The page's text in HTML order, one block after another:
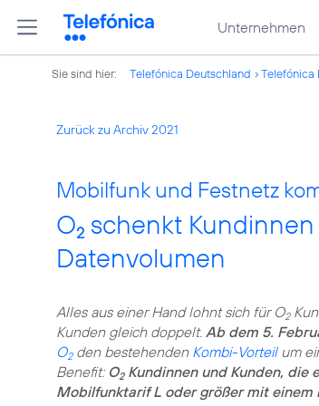
Unternehmen
Sie sind hier: Telefónica Deutschland Telefónica
Zurück zu Archiv 2021
Mobilfunk und Festnetz
O2 schenkt
Datenvolumen
Alles aus einer Hand lohnt sich für O2
Kunden gleich doppelt. Ab dem 5.
O2den bestehenden Kombi-Vorteilum
Benefit: O2Kundinnen und Kunden, die
Mobilfunktarif L oder größer mit einem